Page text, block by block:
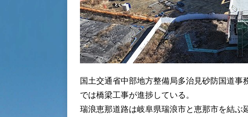
国土交通省中部地方整備局多治見砂防国道
では橋梁工事が進捗している。
瑞浪恵那道路は岐阜県瑞浪市と恵那市を結